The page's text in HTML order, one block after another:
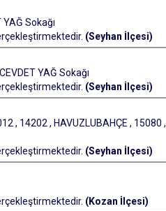
Sokağı
(Seyhan İlçesi)
YAĞ Sokağı
(Seyhan İlçesi)
, 14202 , HAVUZLUBAHÇE , 15080 ,
(Seyhan İlçesi)
(Kozan İlçesi)